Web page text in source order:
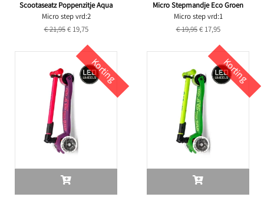
Scootaseatz Poppenzitje Aqua
Micro step vrd:2
€ 21,95€ 19,75
Micro Stepmandje Eco Groen
Micro step vrd:1
€ 19,95€ 17,95
Korting Korting